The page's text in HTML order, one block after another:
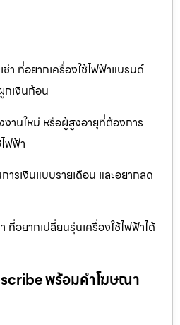
า ที่อยากเครื่องใช้ไฟฟ้าแบรนด์
กเงินก้อน
านใหม่ หรือผู้สูงอายุที่ต้องการ
ฟฟ้า
รเงินแบบรายเดือน และอยากลด
ที่อยากเปลี่ยนรุ่นเครื่องใช้ไฟฟ้าได้
พร้อมคำโฆษณา